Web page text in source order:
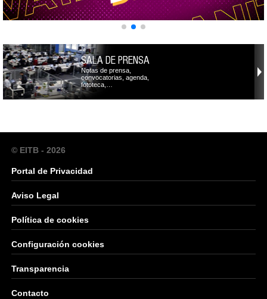
SALA DE PRENSA
Notas de prensa,
convocatorias, agenda,
fototeca,…
© EITB - 2026
Portal de Privacidad
Aviso Legal
Política de cookies
Configuración cookies
Transparencia
Contacto